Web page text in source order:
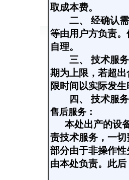
取成本费。
二、
经确认
等由用户方负责
自理。
三、
技术服
期为上限，若超
限时间以实际发
四、
技术服
售后服务：
本处出产的设
责技术服务，一
部分由于非操作
由本处负责。此